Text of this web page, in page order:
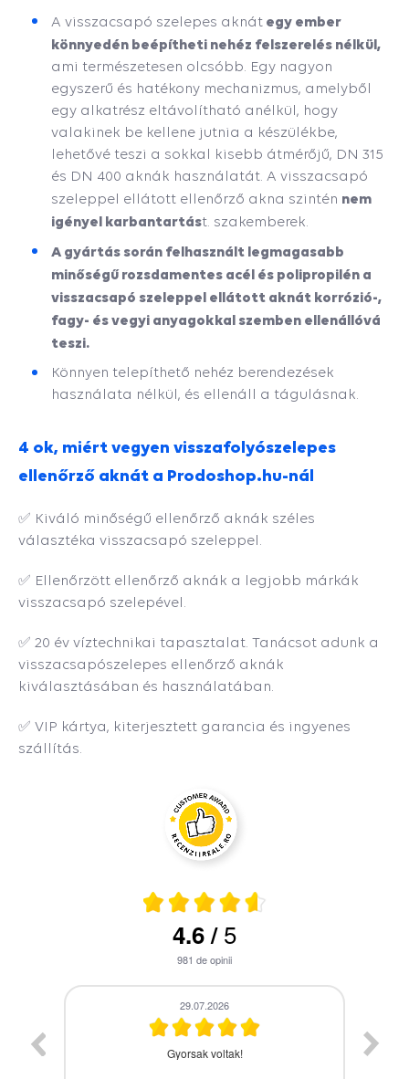
A visszacsapó szelepes aknát egy ember
könnyedén beépítheti nehéz felszerelés nélkül,
ami természetesen olcsóbb. Egy nagyon
egyszerű és hatékony mechanizmus, amelyből
egy alkatrész eltávolítható anélkül, hogy
valakinek be kellene jutnia a készülékbe,
lehetővé teszi a sokkal kisebb átmérőjű, DN 315
és DN 400 aknák használatát. A visszacsapó
szeleppel ellátott ellenőrző akna szintén nem
igényel karbantartást. szakemberek.
A gyártás során felhasznált legmagasabb
minőségű rozsdamentes acél és polipropilén a
visszacsapó szeleppel ellátott aknát korrózió-,
fagy- és vegyi anyagokkal szemben ellenállóvá
teszi.
Könnyen telepíthető nehéz berendezések
használata nélkül, és ellenáll a tágulásnak.
4 ok, miért vegyen visszafolyószelepes
ellenőrző aknát a Prodoshop.hu-nál
✅ Kiváló minőségű ellenőrző aknák széles
választéka visszacsapó szeleppel.
✅ Ellenőrzött ellenőrző aknák a legjobb márkák
visszacsapó szelepével.
✅ 20 év víztechnikai tapasztalat. Tanácsot adunk a
visszacsapószelepes ellenőrző aknák
kiválasztásában és használatában.
✅ VIP kártya, kiterjesztett garancia és ingyenes
szállítás.
4.6/5
981 de opinii
28.07.2026
A termék időbe megérkezett,gyors kiszolgálás.